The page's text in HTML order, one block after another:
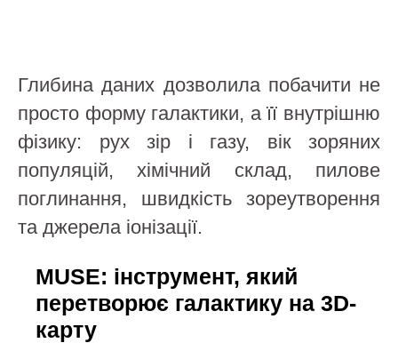
Глибина даних дозволила побачити не
просто форму галактики, а її внутрішню
фізику: рух зір і газу, вік зоряних
популяцій, хімічний склад, пилове
поглинання, швидкість зореутворення
та джерела іонізації.
MUSE: інструмент, який
перетворює галактику на 3D-
карту